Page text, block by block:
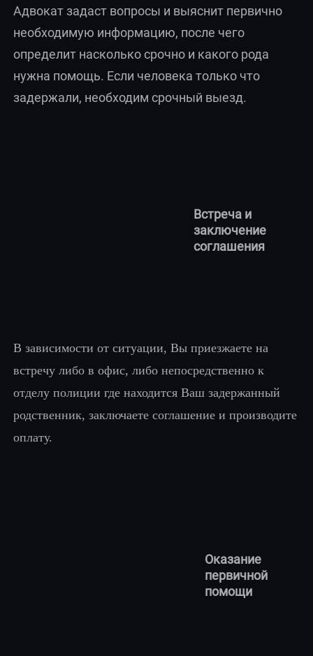
Адвокат задаст вопросы и выяснит первично
необходимую информацию, после чего
определит насколько срочно и какого рода
нужна помощь. Если человека только что
задержали, необходим срочный выезд.
Встреча и
заключение
соглашения
В зависимости от ситуации, Вы приезжаете на
встречу либо в офис, либо непосредственно к
отделу полиции где находится Ваш задержанный
родственник, заключаете соглашение и производите
оплату.
Оказание
первичной
помощи